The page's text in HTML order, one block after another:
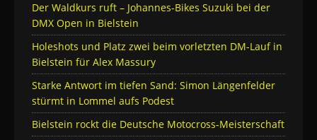
Der Waldkurs ruft – Johannes-Bikes Suzuki bei der
DMX Open in Bielstein
Holeshots und Platz zwei beim vorletzten DM-Lauf in
Bielstein für Alex Massury
Starke Antwort im tiefen Sand: Simon Längenfelder
stürmt in Lommel aufs Podest
Bielstein rockt die Deutsche Motocross-Meisterschaft